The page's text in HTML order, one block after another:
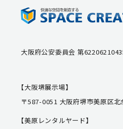
大阪府公安委員会 第
【大阪堺展示場】
〒587-0051 大阪府堺市美原区北
【美原レンタルヤード】